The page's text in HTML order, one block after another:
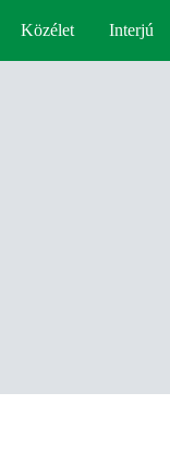
Közélet Interjú